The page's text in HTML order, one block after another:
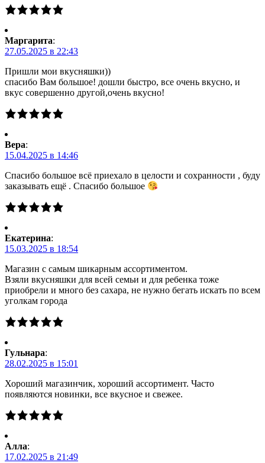
Маргарита:
27.05.2025 в 22:43
Пришли мои вкусняшки))
спасибо Вам большое! дошли быстро, все очень вкусно, и
вкус совершенно другой,очень вкусно!
Вера:
15.04.2025 в 14:46
Спасибо большое всё приехало в целости и сохранности , буду
заказывать ещё . Спасибо большое
Екатерина:
15.03.2025 в 18:54
Магазин с самым шикарным ассортиментом.
Взяли вкусняшки для всей семьи и для ребенка тоже
приобрели и много без сахара, не нужно бегать искать по всем
уголкам города
Гульнара:
28.02.2025 в 15:01
Хороший магазинчик, хороший ассортимент. Часто
появляются новинки, все вкусное и свежее.
Алла:
17.02.2025 в 21:49